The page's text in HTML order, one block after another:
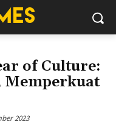
of Culture:
Memperkuat
2023